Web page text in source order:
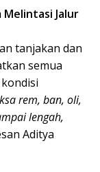
Melintasi Jalur
tanjakan dan
semua
rem, ban, oli,
lengah,
Aditya